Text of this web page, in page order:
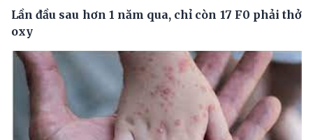
Lần đầu sau hơn 1 năm qua, chỉ còn 17 F0 phải thở
oxy